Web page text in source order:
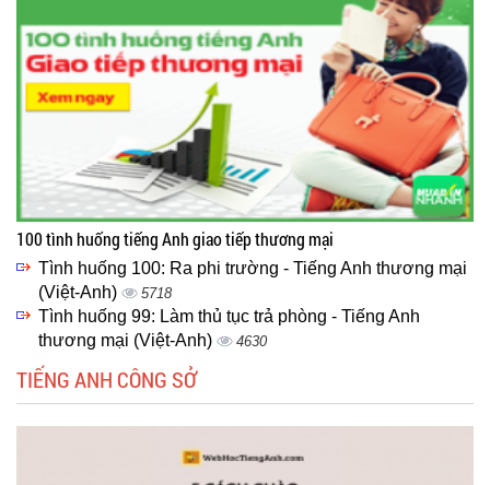
100 tình huống tiếng Anh giao tiếp thương mại
Tình huống 100: Ra phi trường - Tiếng Anh thương mại
(Việt-Anh)
5718
Tình huống 99: Làm thủ tục trả phòng - Tiếng Anh
thương mại (Việt-Anh)
4630
TIẾNG ANH CÔNG SỞ